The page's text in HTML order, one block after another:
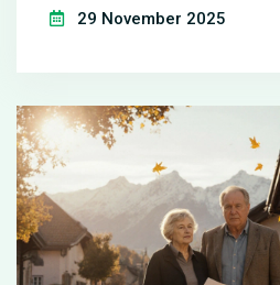
29 November 2025